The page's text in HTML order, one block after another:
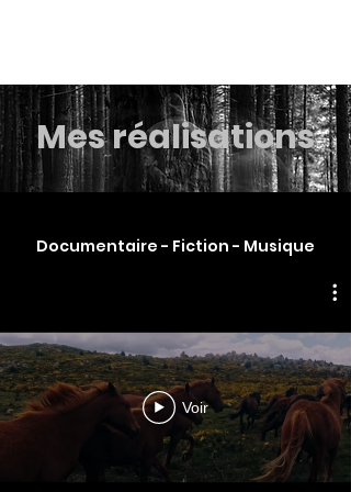
Mes réalisations
Documentaire - Fiction - Musique
Voir